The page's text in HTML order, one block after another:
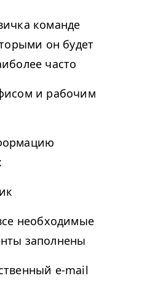
команде
он будет
часто
и рабочим
необходимые
заполнены
e-mail